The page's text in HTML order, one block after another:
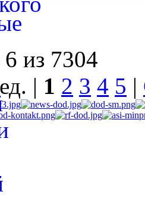
из 7304
| 1 2 3 4 5 |